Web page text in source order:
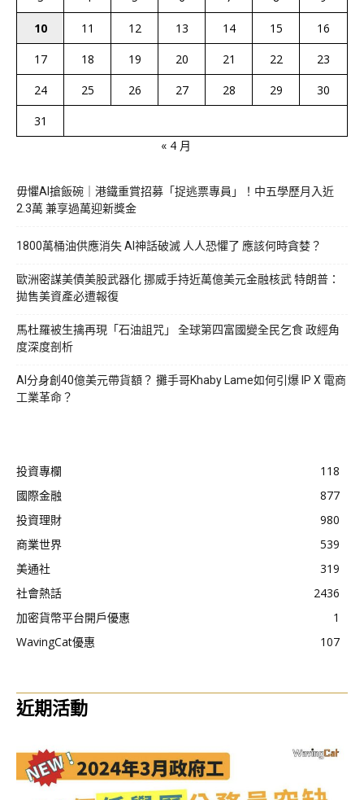
10
11 12 13 14 15
16
17
18 19 20 21 22
23
24
25 26 27 28 29
30
31
« 4 月
毋懼AI搶飯碗｜港鐵重賞招募「捉逃票專員」！中五學歷月入近
2.3萬 兼享過萬迎新獎金
1800萬桶油供應消失 AI神話破滅 人人恐懼了 應該何時貪婪？
歐洲密謀美債美股武器化 挪威手持近萬億美元金融核武 特朗普：
拋售美資產必遭報復
馬杜羅被生擒再現「石油詛咒」 全球第四富國變全民乞食 政經角
度深度剖析
AI分身創40億美元帶貨額？ 攤手哥Khaby Lame如何引爆 IP X 電商
工業革命？
投資專欄
118
國際金融
877
投資理財
980
商業世界
539
美通社
319
社會熱話
2436
加密貨幣平台開戶優惠
1
WavingCat優惠
107
近期活動